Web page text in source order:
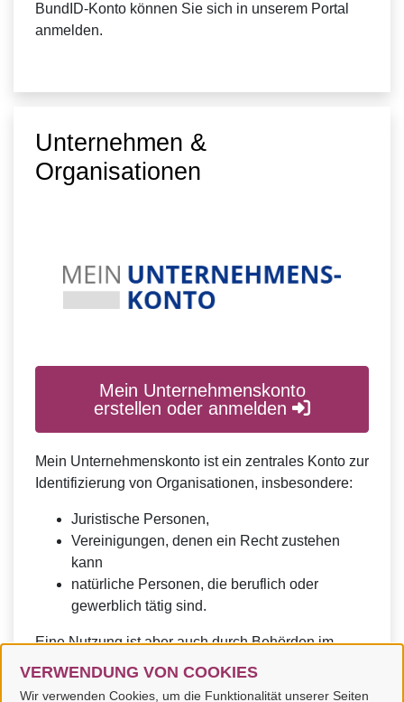
VERWENDUNG VON COOKIES
Wir verwenden Cookies, um die Funktionalität unserer Seiten
BundID-Konto können Sie sich in unserem Portal
anmelden.
Unternehmen &
Organisationen
Mein Unternehmenskonto
erstellen oder anmelden
Mein Unternehmenskonto ist ein zentrales Konto zur
Identifizierung von Organisationen, insbesondere:
Juristische Personen,
Vereinigungen, denen ein Recht zustehen
kann
natürliche Personen, die beruflich oder
gewerblich tätig sind.
Eine Nutzung ist aber auch durch Behörden im
Sinne von § 1 Abs. 4 Verwaltungsverfahrensgesetz